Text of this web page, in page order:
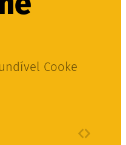
Cooke